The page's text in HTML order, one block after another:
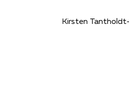
Kirsten